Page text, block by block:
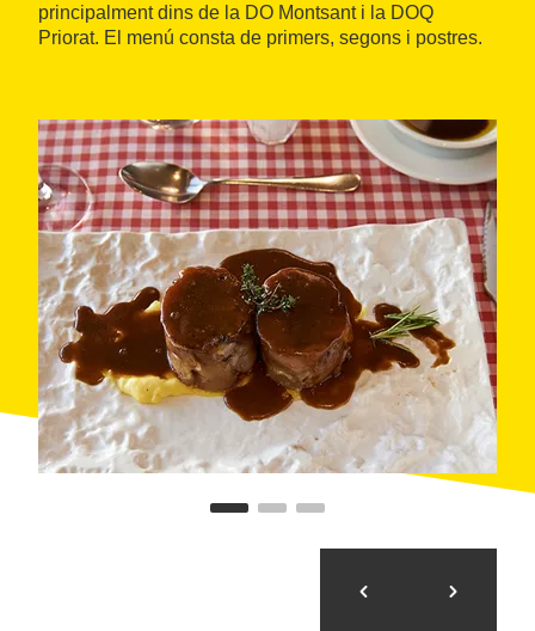
principalment dins de la DO Montsant i la DOQ
Priorat. El menú consta de primers, segons i postres.